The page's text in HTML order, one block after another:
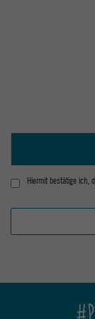
Hiermit bestätige ich,